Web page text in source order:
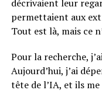
décrivaient leur
permettaient aux
Tout est là, mais ce
Pour la recherche,
Aujourd’hui, j’ai
tête de l’IA, et ils